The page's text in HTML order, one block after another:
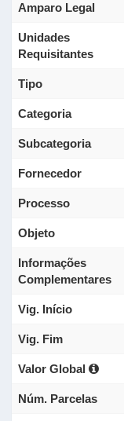
Amparo Legal
Unidades
Requisitantes
Tipo
Categoria
Subcategoria
Fornecedor
Processo
Objeto
Informações
Complementares
Vig. Início
Vig. Fim
Valor Global
Núm. Parcelas